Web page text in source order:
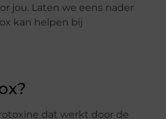
jou. Laten we eens nader
kan helpen bij
dat werkt door de